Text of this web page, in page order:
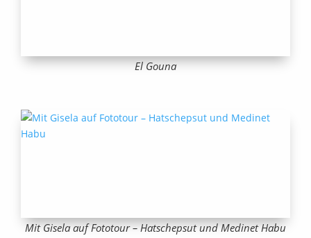
El Gouna
Mit Gisela auf Fototour – Hatschepsut und Medinet Habu